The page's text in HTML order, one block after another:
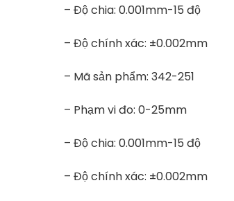
– Độ chia: 0.001mm-15 độ
– Độ chính xác: ±0.002mm
– Mã sản phẩm: 342-251
– Phạm vi đo: 0-25mm
– Độ chia: 0.001mm-15 độ
– Độ chính xác: ±0.002mm